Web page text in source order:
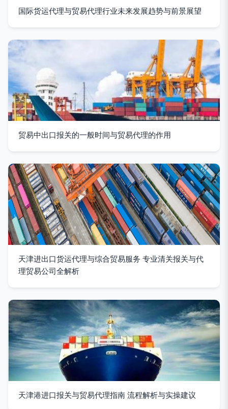
国际货运代理与贸易代理行业未来发展趋势与前景展望
贸易中出口报关的一般时间与贸易代理的作用
天津进出口货运代理与综合贸易服务 专业清关报关与代
理贸易公司全解析
天津港进口报关与贸易代理指南 流程解析与实操建议